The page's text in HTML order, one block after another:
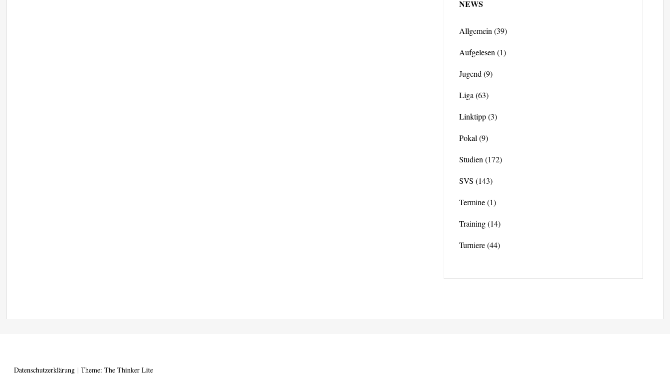
NEWS
Allgemein (39)
Aufgelesen (1)
Jugend (9)
Liga (63)
Linktipp(3)
Pokal (9)
Studien (172)
SVS (143)
Termine(1)
Training(14)
Turniere(44)
Datenschutzerklärung | Theme: The Thinker Lite